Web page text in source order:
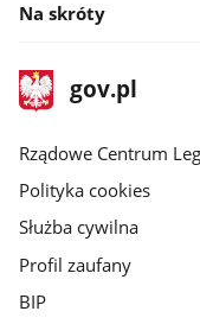
Na skróty
stopka
gov.plStrona
gov.pl
Rządowe Centrum
Polityka cookies
Służba cywilna
Profil zaufany
BIP